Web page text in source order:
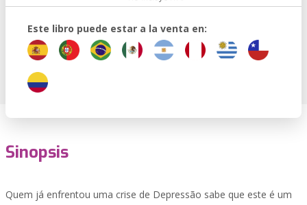
Este libro puede estar a la venta en:
Sinopsis
Quem já enfrentou uma crise de Depressão sabe que este é um